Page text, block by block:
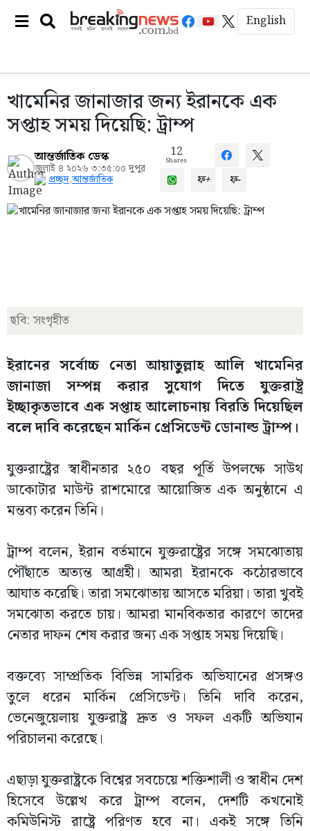
English
খামেনির জানাজার জন্য ইরানকে এক
সপ্তাহ সময় দিয়েছি: ট্রাম্প
আন্তর্জাতিক ডেস্ক
জুলাই ৪ ২০২৬ ৩:৩৫:০০ দুপুর
প্রচ্ছদ,আন্তর্জাতিক
12
Shares
ফ+ ফ-
ছবি: সংগৃহীত
ইরানের সর্বোচ্চ নেতা আয়াতুল্লাহ আলি খামেনির
জানাজা সম্পন্ন করার সুযোগ দিতে যুক্তরাষ্ট্র
ইচ্ছাকৃতভাবে এক সপ্তাহ আলোচনায় বিরতি দিয়েছিল
বলে দাবি করেছেন মার্কিন প্রেসিডেন্ট ডোনাল্ড ট্রাম্প।
যুক্তরাষ্ট্রের স্বাধীনতার ২৫০ বছর পূর্তি উপলক্ষে সাউথ
ডাকোটার মাউন্ট রাশমোরে আয়োজিত এক অনুষ্ঠানে এ
মন্তব্য করেন তিনি।
ট্রাম্প বলেন, ইরান বর্তমানে যুক্তরাষ্ট্রের সঙ্গে সমঝোতায়
পৌঁছাতে অত্যন্ত আগ্রহী। আমরা ইরানকে কঠোরভাবে
আঘাত করেছি। তারা সমঝোতায় আসতে মরিয়া। তারা খুবই
সমঝোতা করতে চায়। আমরা মানবিকতার কারণে তাদের
নেতার দাফন শেষ করার জন্য এক সপ্তাহ সময় দিয়েছি।
বক্তব্যে সাম্প্রতিক বিভিন্ন সামরিক অভিযানের প্রসঙ্গও
তুলে ধরেন মার্কিন প্রেসিডেন্ট। তিনি দাবি করেন,
ভেনেজুয়েলায় যুক্তরাষ্ট্র দ্রুত ও সফল একটি অভিযান
পরিচালনা করেছে।
এছাড়া যুক্তরাষ্ট্রকে বিশ্বের সবচেয়ে শক্তিশালী ও স্বাধীন দেশ
হিসেবে উল্লেখ করে ট্রাম্প বলেন, দেশটি কখনোই
কমিউনিস্ট রাষ্ট্রে পরিণত হবে না। একই সঙ্গে তিনি